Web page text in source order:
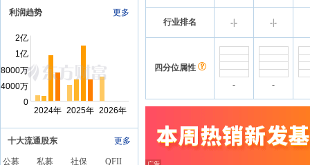
利润趋势 更多
十大流通股东 更多
公募 私募 社保
QFII
行业排名 -- --
四分位属性
-
-